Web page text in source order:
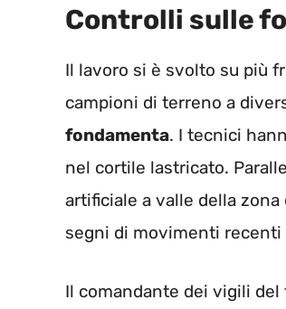
Controlli sulle
Il lavoro si è svolto su più
campioni di terreno a
fondamenta. I tecnici
nel cortile lastricato.
artificiale a valle della
segni di movimenti recenti
Il comandante dei vigili del